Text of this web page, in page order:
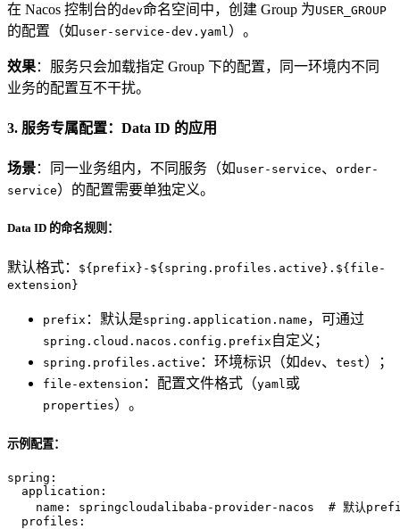
在 Nacos 控制台的dev命名空间中，创建 Group 为USER_GROUP
的配置（如 user-service-dev.yaml ）。
效果：服务只会加载指定 Group 下的配置，同一环境内不同
业务的配置互不干扰。
3. 服务专属配置：Data ID 的应用
场景：同一业务组内，不同服务（如 user-service、 order-
service）的配置需要单独定义。
Data ID 的命名规则：
默认格式：
${prefix}-${spring.profiles.active}.${file-
extension}
prefix ：默认是spring.application.name ，可通过
spring.cloud.nacos.config.prefix 自定义；
spring.profiles.active ：环境标识（如dev、 test）；
file-extension ：配置文件格式（yaml或
properties）。
示例配置：
spring:
application:
name:
springcloudalibaba-provider-nacos
# 默认
profiles: